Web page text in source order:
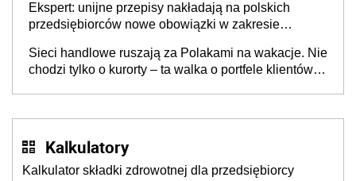
Ekspert: unijne przepisy nakładają na polskich
przedsiębiorców nowe obowiązki w zakresie
Sieci handlowe ruszają za Polakami na wakacje. Nie
chodzi tylko o kurorty – ta walka o portfele klientów
Kalkulatory
Kalkulator składki zdrowotnej dla przedsiębiorcy